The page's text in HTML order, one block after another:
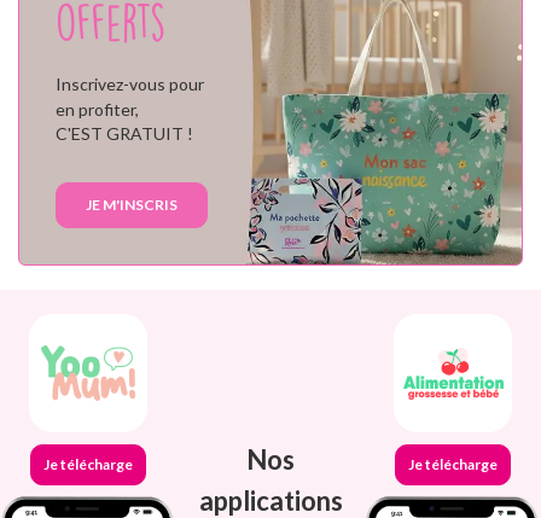
offerts
Inscrivez-vous pour
en profiter,
C'EST GRATUIT !
JE M'INSCRIS
Je télécharge
Nos
applications
Je télécharge